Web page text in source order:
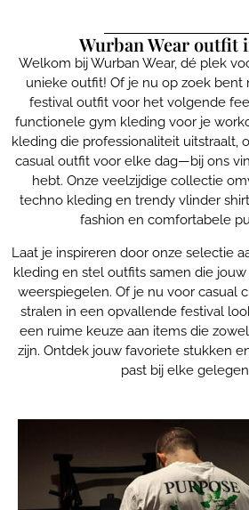
Wurban Wear outfit
Welkom bij Wurban Wear, dé plek
unieke outfit! Of je nu op zoek bent
festival outfit voor het volgende
functionele gym kleding voor je
kleding die professionaliteit uitstraalt,
casual outfit voor elke dag—bij ons
hebt. Onze veelzijdige collectie
techno kleding en trendy vlinder
fashion en comfortabele
Laat je inspireren door onze selectie
kleding en stel outfits samen die
weerspiegelen. Of je nu voor casual
stralen in een opvallende festival
een ruime keuze aan items die
zijn. Ontdek jouw favoriete stukken
past bij elke